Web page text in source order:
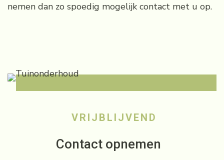
nemen dan zo spoedig mogelijk contact met u op.
VRIJBLIJVEND
Contact opnemen